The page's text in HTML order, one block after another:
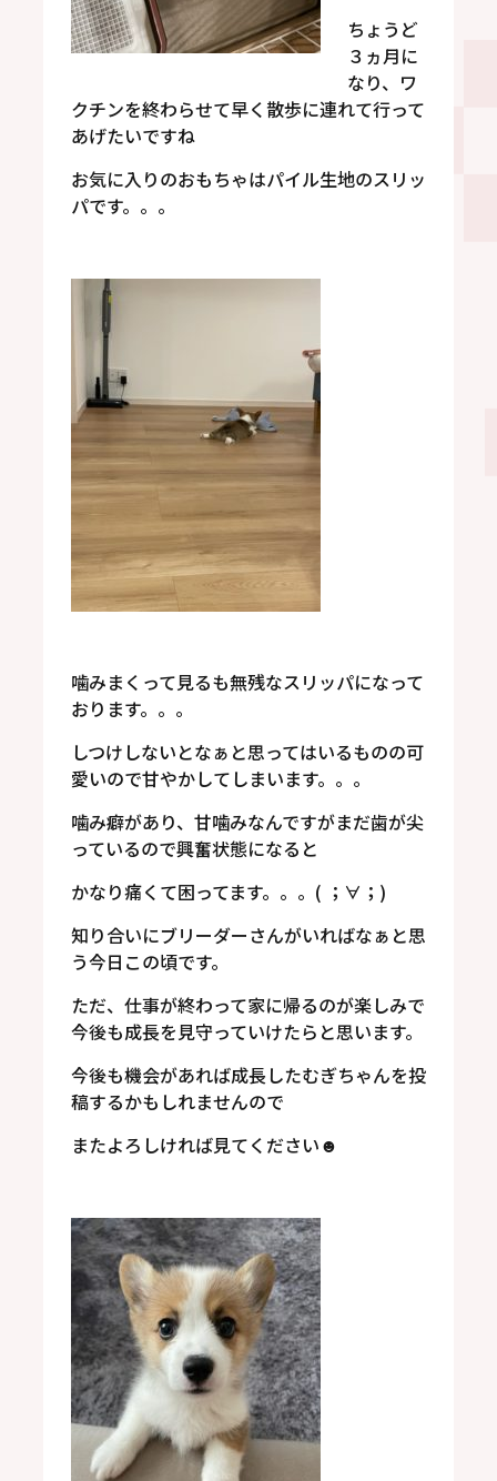
ちょうど
３ヵ月に
なり、ワ
クチンを終わらせて早く散歩に連れて行って
あげたいですね
お気に入りのおもちゃはパイル生地のスリッ
パです。。。
噛みまくって見るも無残なスリッパになって
おります。。。
しつけしないとなぁと思ってはいるものの可
愛いので甘やかしてしまいます。。。
噛み癖があり、甘噛みなんですがまだ歯が尖
っているので興奮状態になると
かなり痛くて困ってます。。。( ；∀；)
知り合いにブリーダーさんがいればなぁと思
う今日この頃です。
ただ、仕事が終わって家に帰るのが楽しみで
今後も成長を見守っていけたらと思います。
今後も機会があれば成長したむぎちゃんを投
稿するかもしれませんので
またよろしければ見てください☻